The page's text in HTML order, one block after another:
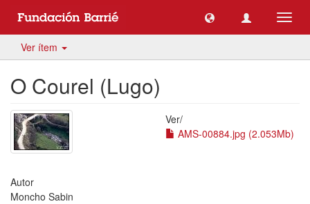
Ver ítem
O Courel (Lugo)
Ver/
AMS-00884.jpg (2.053Mb)
Autor
Moncho Sabin